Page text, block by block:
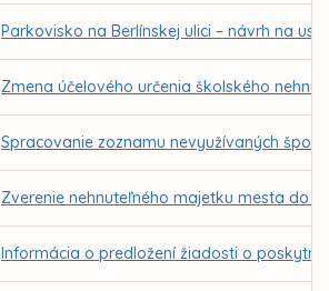
Parkovisko na Berlínskej ulici – návrh na
Zmena účelového určenia školského
Spracovanie zoznamu nevyužívaných
Zverenie nehnuteľného majetku mesta do
Informácia o predložení žiadosti o